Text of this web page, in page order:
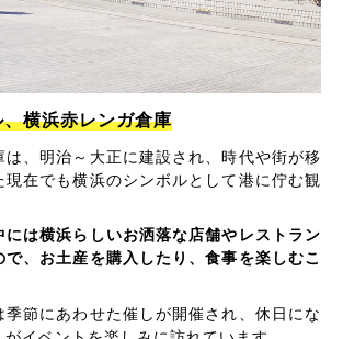
横浜赤レンガ倉庫
は、明治～大正に建設され、時代や街が移
現在でも横浜のシンボルとして港に佇む観
には横浜らしいお洒落な店舗やレストラン
、お土産を購入したり、食事を楽しむこ
季節にあわせた催しが開催され、休日にな